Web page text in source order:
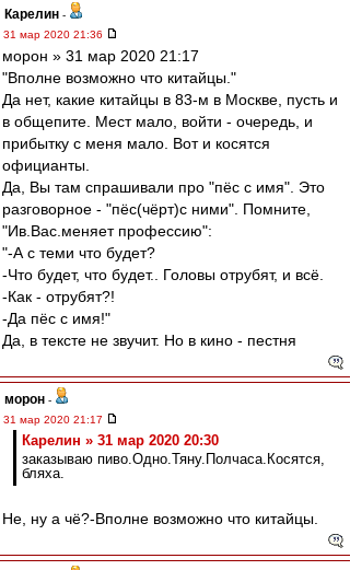
Карелин -
31 мар 2020 21:36
морон » 31 мар 2020 21:17
"Вполне возможно что китайцы."
Да нет, какие китайцы в 83-м в Москве, пусть и
в общепите. Мест мало, войти - очередь, и
прибытку с меня мало. Вот и косятся
официанты.
Да, Вы там спрашивали про "пёс с имя". Это
разговорное - "пёс(чёрт)с ними". Помните,
"Ив.Вас.меняет профессию":
"-А с теми что будет?
-Что будет, что будет.. Головы отрубят, и всё.
-Как - отрубят?!
-Да пёс с имя!"
Да, в тексте не звучит. Но в кино - пестня
морон -
31 мар 2020 21:17
Карелин » 31 мар 2020 20:30
заказываю пиво.Одно.Тяну.Полчаса.Косятся,
бляха.
Не, ну а чё?-Вполне возможно что китайцы.